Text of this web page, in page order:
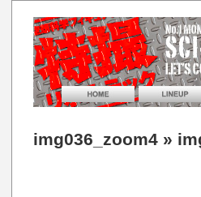
img036_zoom4 »